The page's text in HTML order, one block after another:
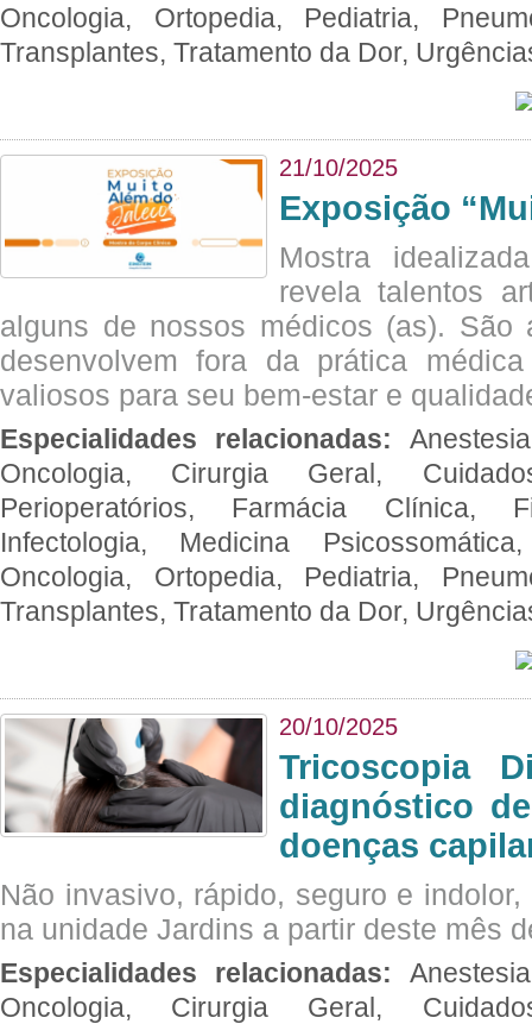
Oncologia, Ortopedia, Pediatria,
Transplantes, Tratamento da Dor,
21/10/2025
Exposição
Mostra
revela talentos
alguns de nossos médicos (as). São
desenvolvem fora da prática
valiosos para seu bem-estar e
Especialidades relacionadas:
Oncologia, Cirurgia Geral,
Perioperatórios, Farmácia Clínica,
Infectologia, Medicina
Oncologia, Ortopedia, Pediatria,
Transplantes, Tratamento da Dor,
20/10/2025
Tricoscopia
diagnóstico
doenças
Não invasivo, rápido, seguro e
na unidade Jardins a partir deste mês
Especialidades relacionadas:
Oncologia, Cirurgia Geral,